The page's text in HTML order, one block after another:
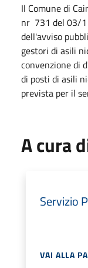
Il Comune di
nr 731 del 03/
dell'avviso
gestori di asili
convenzione di
di posti di asili
prevista per il
A cura
Servizio
VAI ALLA